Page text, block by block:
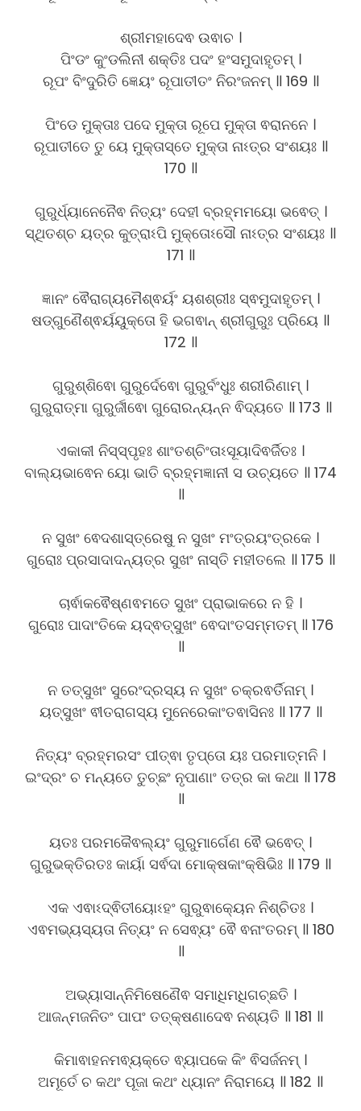
ଶ୍ରୀମହାଦେଵ ଉଵାଚ ।
ପିଂଡଂ କୁଂଡଲିନୀ ଶକ୍ତିଃ ପଦଂ ହଂସମୁଦାହୃତମ୍ ।
ରୂପଂ ବିଂଦୁରିତି ଜ୍ଞେୟଂ ରୂପାତୀତଂ ନିରଂଜନମ୍ ॥ 169 ॥
ପିଂଡେ ମୁକ୍ତାଃ ପଦେ ମୁକ୍ତା ରୂପେ ମୁକ୍ତା ଵରାନନେ ।
ରୂପାତୀତେ ତୁ ୟେ ମୁକ୍ତାସ୍ତେ ମୁକ୍ତା ନାଽତ୍ର ସଂଶୟଃ ॥
170 ॥
ଗୁରୁର୍ଧ୍ୟାନେନୈଵ ନିତ୍ୟଂ ଦେହୀ ବ୍ରହ୍ମମୟୋ ଭଵେତ୍ ।
ସ୍ଥିତଶ୍ଚ ୟତ୍ର କୁତ୍ରାଽପି ମୁକ୍ତୋଽସୌ ନାଽତ୍ର ସଂଶୟଃ ॥
171 ॥
ଜ୍ଞାନଂ ଵୈରାଗ୍ୟମୈଶ୍ଵର୍ୟଂ ୟଶଶ୍ରୀଃ ସ୍ଵମୁଦାହୃତମ୍ ।
ଷଡ୍ଗୁଣୈଶ୍ଵର୍ୟୟୁକ୍ତୋ ହି ଭଗଵାନ୍ ଶ୍ରୀଗୁରୁଃ ପ୍ରିୟେ ॥
172 ॥
ଗୁରୁଶ୍ଶିଵୋ ଗୁରୁର୍ଦେଵୋ ଗୁରୁର୍ବଂଧୁଃ ଶରୀରିଣାମ୍ ।
ଗୁରୁରାତ୍ମା ଗୁରୁର୍ଜୀଵୋ ଗୁରୋରନ୍ୟନ୍ନ ଵିଦ୍ୟତେ ॥ 173 ॥
ଏକାକୀ ନିସ୍ସ୍ପୃହଃ ଶାଂତଶ୍ଚିଂତାଽସୂୟାଦିଵର୍ଜିତଃ ।
ବାଲ୍ୟଭାଵେନ ୟୋ ଭାତି ବ୍ରହ୍ମଜ୍ଞାନୀ ସ ଉଚ୍ୟତେ ॥ 174
॥
ନ ସୁଖଂ ଵେଦଶାସ୍ତ୍ରେଷୁ ନ ସୁଖଂ ମଂତ୍ରୟଂତ୍ରକେ ।
ଗୁରୋଃ ପ୍ରସାଦାଦନ୍ୟତ୍ର ସୁଖଂ ନାସ୍ତି ମହୀତଲେ ॥ 175 ॥
ଚାର୍ଵାକଵୈଷ୍ଣଵମତେ ସୁଖଂ ପ୍ରାଭାକରେ ନ ହି ।
ଗୁରୋଃ ପାଦାଂତିକେ ୟଦ୍ଵତ୍ସୁଖଂ ଵେଦାଂତସମ୍ମତମ୍ ॥ 176
॥
ନ ତତ୍ସୁଖଂ ସୁରେଂଦ୍ରସ୍ୟ ନ ସୁଖଂ ଚକ୍ରଵର୍ତିନାମ୍ ।
ୟତ୍ସୁଖଂ ଵୀତରାଗସ୍ୟ ମୁନେରେକାଂତଵାସିନଃ ॥ 177 ॥
ନିତ୍ୟଂ ବ୍ରହ୍ମରସଂ ପୀତ୍ଵା ତୃପ୍ତୋ ୟଃ ପରମାତ୍ମନି ।
ଇଂଦ୍ରଂ ଚ ମନ୍ୟତେ ତୁଚ୍ଛଂ ନୃପାଣାଂ ତତ୍ର କା କଥା ॥ 178
॥
ୟତଃ ପରମକୈଵଲ୍ୟଂ ଗୁରୁମାର୍ଗେଣ ଵୈ ଭଵେତ୍ ।
ଗୁରୁଭକ୍ତିରତଃ କାର୍ୟା ସର୍ଵଦା ମୋକ୍ଷକାଂକ୍ଷିଭିଃ ॥ 179 ॥
ଏକ ଏଵାଽଦ୍ଵିତୀୟୋଽହଂ ଗୁରୁଵାକ୍ୟେନ ନିଶ୍ଚିତଃ ।
ଏଵମଭ୍ୟସ୍ୟତା ନିତ୍ୟଂ ନ ସେଵ୍ୟଂ ଵୈ ଵନାଂତରମ୍ ॥ 180
॥
ଅଭ୍ୟାସାନ୍ନିମିଷେଣୈଵ ସମାଧିମଧିଗଚ୍ଛତି ।
ଆଜନ୍ମଜନିତଂ ପାପଂ ତତ୍​କ୍ଷଣାଦେଵ ନଶ୍ୟତି ॥ 181 ॥
କିମାଵାହନମଵ୍ୟକ୍ତେ ଵ୍ୟାପକେ କିଂ ଵିସର୍ଜନମ୍ ।
ଅମୂର୍ତେ ଚ କଥଂ ପୂଜା କଥଂ ଧ୍ୟାନଂ ନିରାମୟେ ॥ 182 ॥